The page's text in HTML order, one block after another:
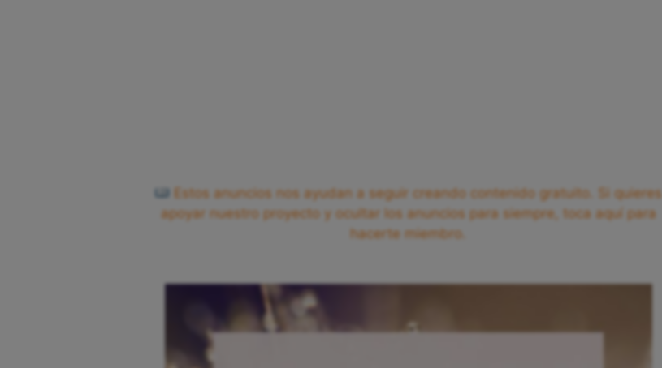
Estos anuncios nos ayudan a seguir creando contenido gratuito. Si quieres
apoyar nuestro proyecto y ocultar los anuncios para siempre, toca aquí para
hacerte miembro.